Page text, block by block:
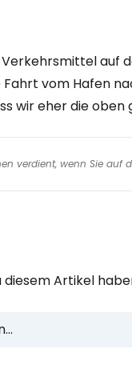
auf
vom Hafen
wir eher die
verdient, wenn Sie auf
Artikel